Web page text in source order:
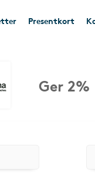
Presentkort
Ger 2%